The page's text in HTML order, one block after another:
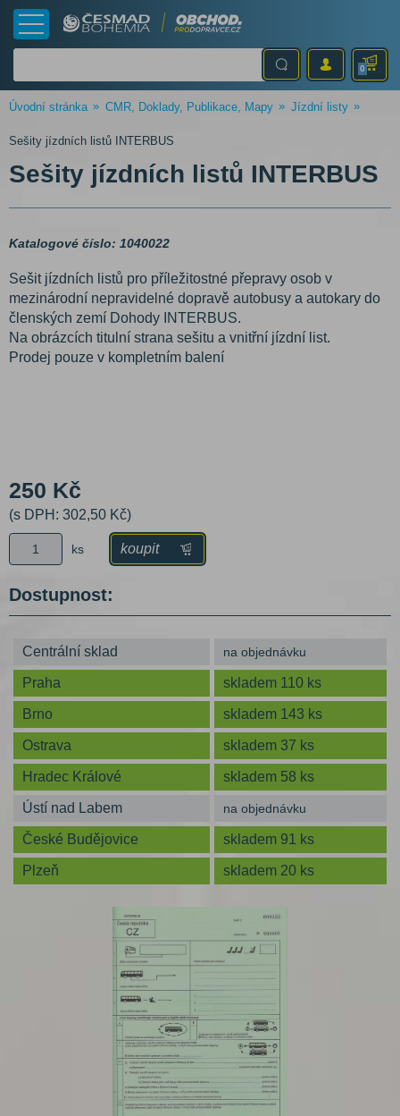
0
Úvodní stránka CMR, Doklady, Publikace, Mapy Jízdní listy
Sešity jízdních listů INTERBUS
Sešity jízdních listů INTERBUS
Katalogové číslo: 1040022
Sešit jízdních listů pro příležitostné přepravy osob v
mezinárodní nepravidelné dopravě autobusy a autokary do
členských zemí Dohody INTERBUS.
Na obrázcích titulní strana sešitu a vnitřní jízdní list.
Prodej pouze v kompletním balení
250 Kč
(s DPH: 302,50 Kč)
ks koupit
Dostupnost:
Centrální sklad na objednávku
Praha skladem 110 ks
Brno skladem 143 ks
Ostrava skladem 37 ks
Hradec Králové skladem 58 ks
Ústí nad Labem na objednávku
České Budějovice skladem 91 ks
Plzeň skladem 20 ks